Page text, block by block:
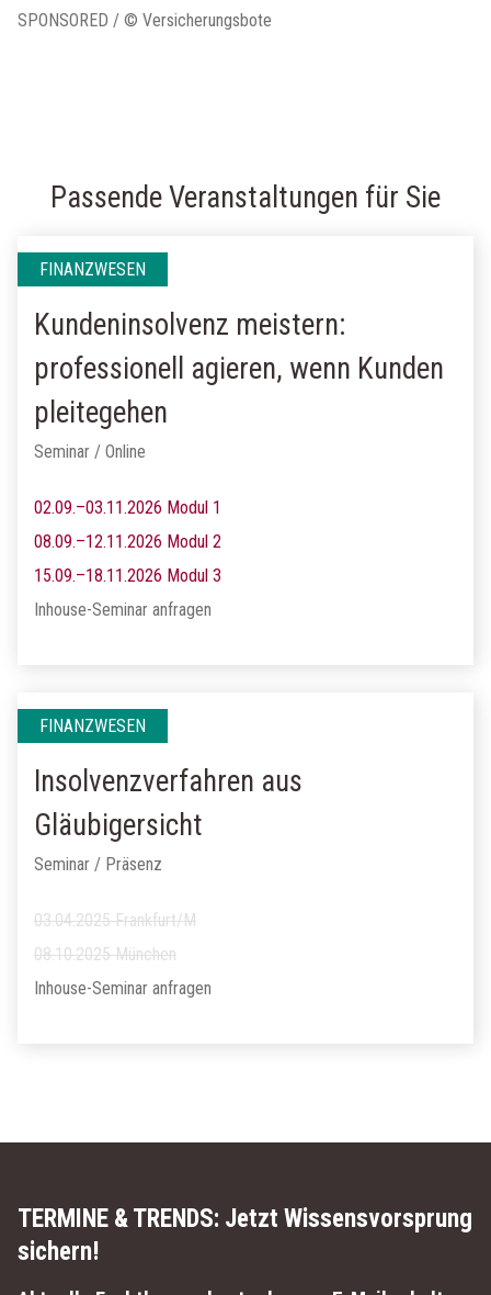
SPONSORED / © Versicherungsbote
Passende Veranstaltungen für Sie
FINANZWESEN
Kundeninsolvenz meistern:
professionell agieren, wenn Kunden
pleitegehen
Seminar / Online
02.09.–03.11.2026 Modul 1
08.09.–12.11.2026 Modul 2
15.09.–18.11.2026 Modul 3
Inhouse-Seminar anfragen
FINANZWESEN
Insolvenzverfahren aus
Gläubigersicht
Seminar / Präsenz
03.04.2025 Frankfurt/M
08.10.2025 München
Inhouse-Seminar anfragen
TERMINE & TRENDS: Jetzt Wissensvorsprung
sichern!